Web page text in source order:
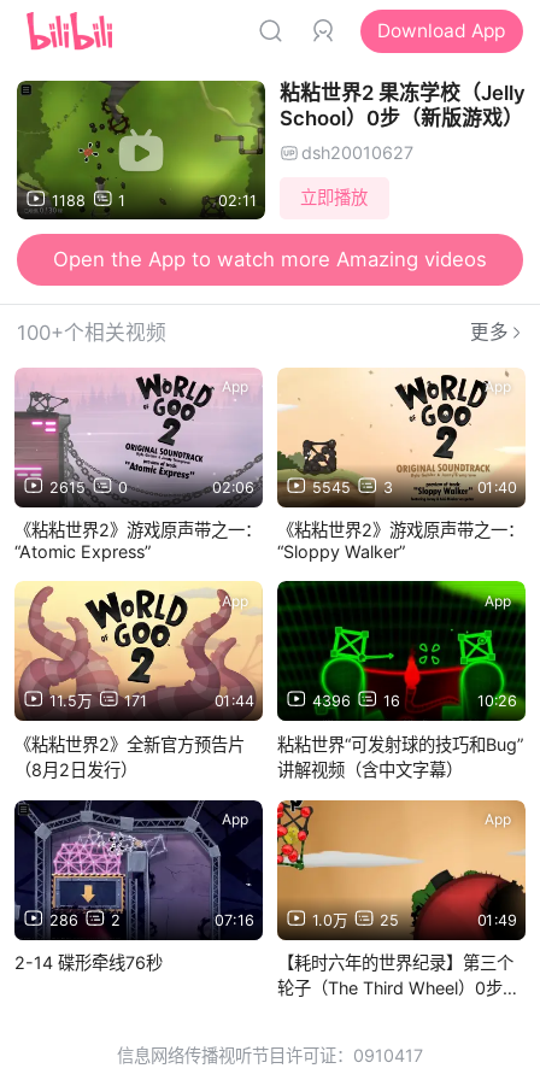
Download App
1188 1 02:11
粘粘世界2 果冻学校（Jelly
School）0步（新版游戏）
dsh20010627
立即播放
Open the App to watch more Amazing videos
100+个相关视频 更多
2615 0 02:06
App
《粘粘世界2》游戏原声带之一：
“Atomic Express”
5545 3 01:40
App
《粘粘世界2》游戏原声带之一：
“Sloppy Walker”
11.5万 171 01:44
App
《粘粘世界2》全新官方预告片
（8月2日发行）
4396 16 10:26
App
粘粘世界“可发射球的技巧和Bug”
讲解视频（含中文字幕）
286 2 07:16
App
2-14 碟形牵线76秒
1.0万 25 01:49
App
【耗时六年的世界纪录】第三个
轮子（The Third Wheel）0步视
信息网络传播视听节目许可证：0910417